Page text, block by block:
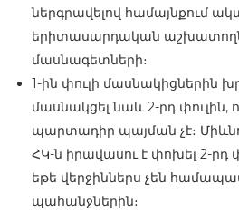
ներգրավելով համայնքում
երիտասարդական
մասնագետների։
1-ին փուլի մասնակիցներին
մասնակցել նաև 2-րդ փուլին,
պարտադիր պայման չէ։
ՀԿ-ն իրավասու է փոխել 2-րդ
եթե վերջիններս չեն
պահանջներին։